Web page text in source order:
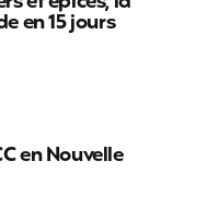
en 15 jours
en Nouvelle